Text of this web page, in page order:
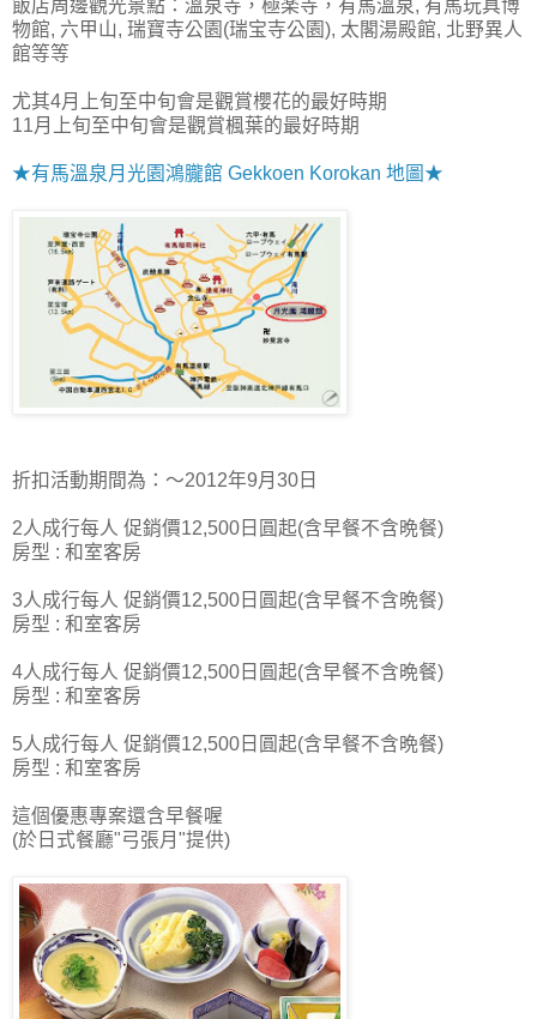
飯店周邊觀光景點：溫泉寺，極楽寺，有馬溫泉, 有馬玩具博
物館, 六甲山, 瑞寶寺公園(瑞宝寺公園), 太閣湯殿館, 北野異人
館等等
尤其4月上旬至中旬會是觀賞櫻花的最好時期
11月上旬至中旬會是觀賞楓葉的最好時期
★有馬溫泉月光園鴻朧館 Gekkoen Korokan 地圖★
折扣活動期間為：～2012年9月30日
2人成行每人 促銷價12,500日圓起(含早餐不含晩餐)
房型 : 和室客房
3人成行每人 促銷價12,500日圓起(含早餐不含晩餐)
房型 : 和室客房
4人成行每人 促銷價12,500日圓起(含早餐不含晩餐)
房型 : 和室客房
5人成行每人 促銷價12,500日圓起(含早餐不含晩餐)
房型 : 和室客房
這個優惠專案還含早餐喔
(於日式餐廳"弓張月"提供)